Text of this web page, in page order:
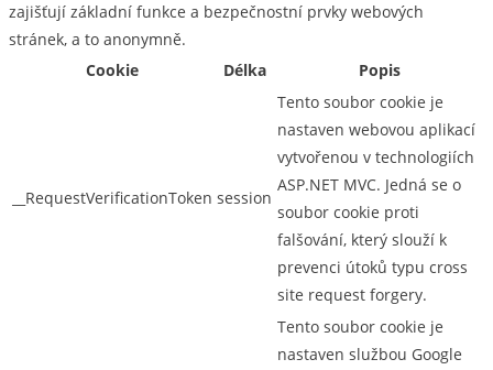
zajišťují základní funkce a bezpečnostní prvky webových
stránek, a to anonymně.
Cookie
Délka Popis
__RequestVerificationToken session
Tento soubor cookie je
nastaven webovou aplikací
vytvořenou v technologiích
ASP.NET MVC. Jedná se o
soubor cookie proti
falšování, který slouží k
prevenci útoků typu cross
site request forgery.
Tento soubor cookie je
nastaven službou Google